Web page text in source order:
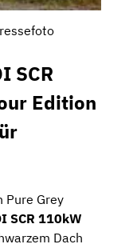
SCR
Edition
Pure Grey
SCR 110kW
Dach